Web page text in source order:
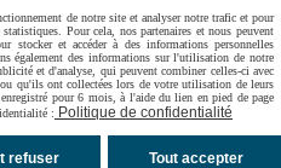
de notre site et analyser notre trafic et pour
Pour cela, nos partenaires et nous peuvent
stocker et accéder à des informations personnelles
également des informations sur l'utilisation de notre
et d'analyse, qui peuvent combiner celles-ci avec
qu'ils ont collectées lors de votre utilisation de leurs
pour 6 mois, à l'aide du lien en pied de page
: Politique de confidentialité
refuser Tout accepter